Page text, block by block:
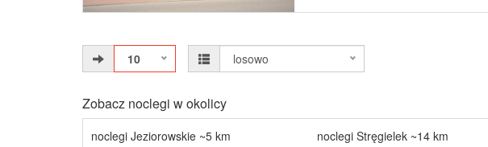
10 losowo
Zobacz noclegi w okolicy
noclegi Jeziorowskie ~5 km
noclegi Stręgielek ~14 km